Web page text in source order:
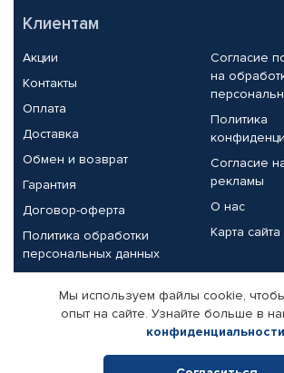
Клиентам
Акции
Контакты
Оплата
Доставка
Обмен и возврат
Гарантия
Договор-оферта
Политика обработки
персональных данных
Согласие
на
Политика
Согласие
рекламы
О нас
Карта сайта
Партнерам
Корпоративным клиентам
Поставщикам
Реквизиты
Мы используем файлы cookie,
опыт на сайте. Узнайте больше в
конфиденциальности